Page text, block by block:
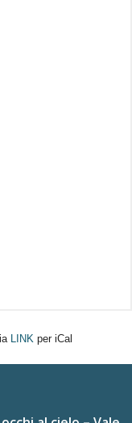
LINK per iCal